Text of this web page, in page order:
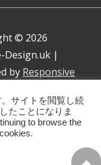
© 2026
Design.uk |
by Responsive
サイトを閲覧し続
たことになりま
to browse the